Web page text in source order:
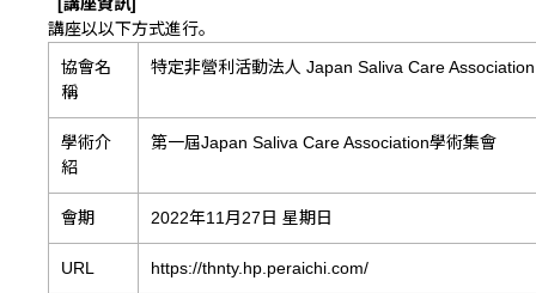
[講座資訊]
講座以以下方式進行。
協會名
稱
特定非營利活動法人 Japan Saliva Care Association
學術介
紹
第一屆Japan Saliva Care Association學術集會
會期 2022年11月27日 星期日
URL https://thnty.hp.peraichi.com/